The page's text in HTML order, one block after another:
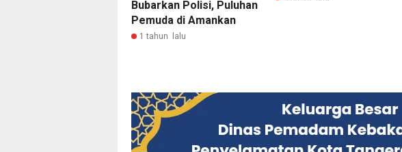
Bubarkan Polisi, Puluhan
Pemuda di Amankan
1 tahun lalu